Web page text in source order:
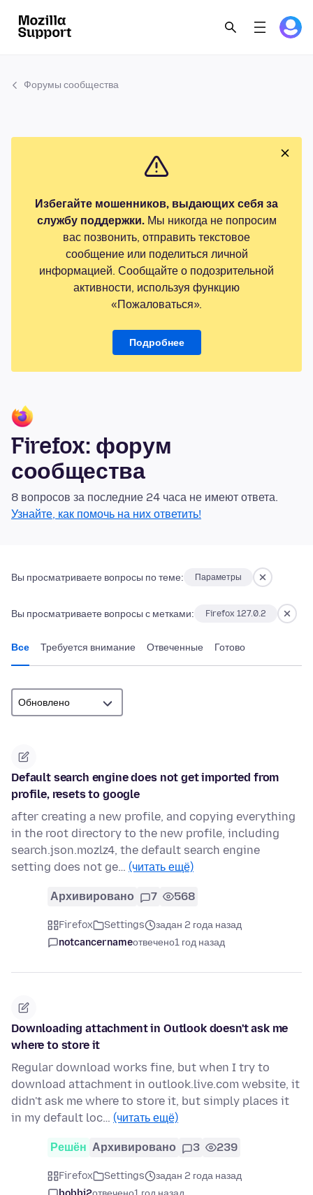
Форумы сообщества
Избегайте мошенников, выдающих себя за
службу поддержки.Мы никогда не попросим
вас позвонить, отправить текстовое
сообщение или поделиться личной
информацией. Сообщайте о подозрительной
активности, используя функцию
«Пожаловаться».
Подробнее
Firefox: форум
сообщества
8 вопросов за последние 24 часа не имеют ответа.
Узнайте, как помочь на них ответить!
Вы просматриваете вопросы по теме: Параметры
Вы просматриваете вопросы с метками: Firefox 127.0.2
Все Требуется внимание Отвеченные Готово
Default search engine does not get imported from
profile, resets to google
after creating a new profile, and copying everything
in the root directory to the new profile, including
search.json.mozlz4, the default search engine
setting does not ge… (читать ещё)
Архивировано 7 568
Firefox Settings
задан 2 года назад
notcancernameотвечено1 год назад
Downloading attachment in Outlook doesn't ask me
where to store it
Regular download works fine, but when I try to
download attachment in outlook.live.com website, it
didn't ask me where to store it, but simply places it
in my default loc… (читать ещё)
Решён Архивировано 3 239
Firefox Settings
задан 2 года назад